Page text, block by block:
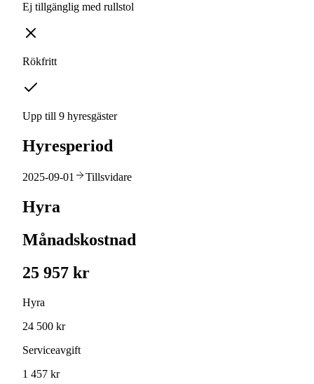
Ej tillgänglig med rullstol
Rökfritt
Upp till 9 hyresgäster
Hyresperiod
2025-09-01 Tillsvidare
Hyra
Månadskostnad
25 957 kr
Hyra
24 500 kr
Serviceavgift
1 457 kr